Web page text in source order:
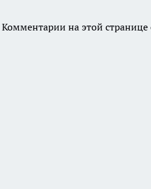
Комментарии на этой